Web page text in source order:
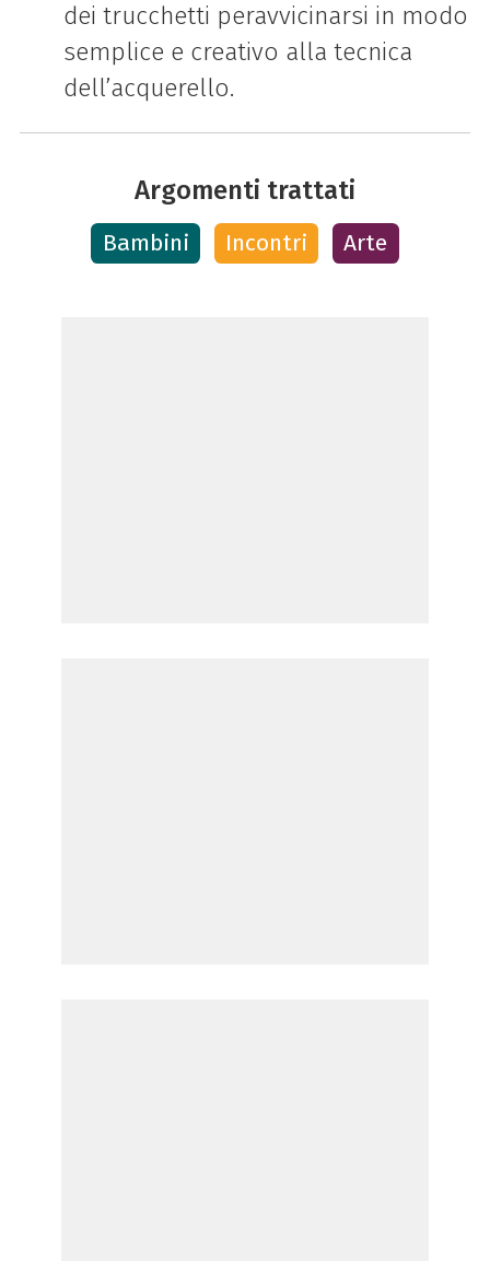
dei trucchetti peravvicinarsi in modo
semplice e creativo alla tecnica
dell’acquerello.
Argomenti trattati
Bambini Incontri Arte